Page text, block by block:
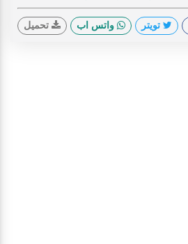
تويتر واتس اب تحميل